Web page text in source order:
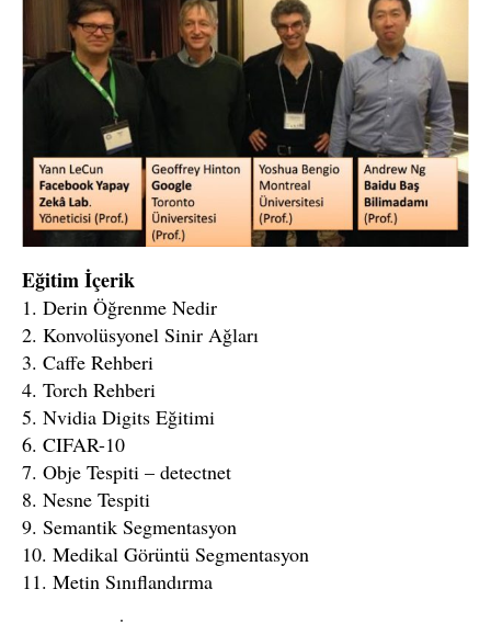
Eğitim İçerik
1. Derin Öğrenme Nedir
2. Konvolüsyonel Sinir Ağları
3. Caffe Rehberi
4. Torch Rehberi
5. Nvidia Digits Eğitimi
6. CIFAR-10
7. Obje Tespiti – detectnet
8. Nesne Tespiti
9. Semantik Segmentasyon
10. Medikal Görüntü Segmentasyon
11. Metin Sınıflandırma